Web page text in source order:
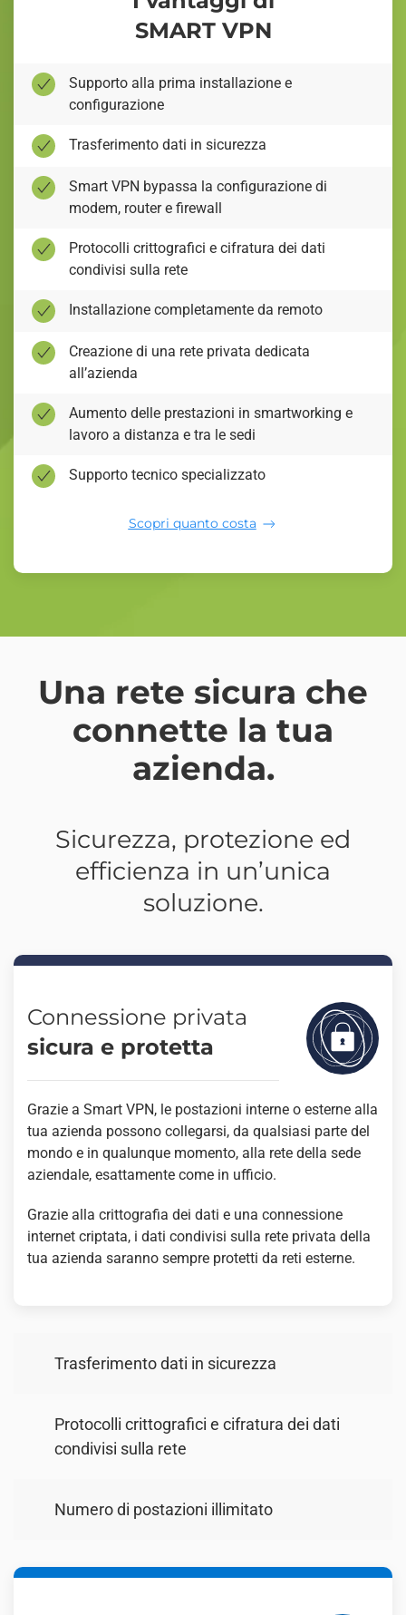
SMART VPN
Supporto alla prima installazione e
configurazione
Trasferimento dati in sicurezza
Smart VPN bypassa la configurazione di
modem, router e firewall
Protocolli crittografici e cifratura dei dati
condivisi sulla rete
Installazione completamente da remoto
Creazione di una rete privata dedicata
all’azienda
Aumento delle prestazioni in smartworking e
lavoro a distanza e tra le sedi
Supporto tecnico specializzato
Scopri quanto costa
Una rete sicura che
connette la tua
azienda.
Sicurezza, protezione ed
efficienza in un’unica
soluzione.
Connessione privata
sicura e protetta
Grazie a Smart VPN, le postazioni interne o esterne alla
tua azienda possono collegarsi, da qualsiasi parte del
mondo e in qualunque momento, alla rete della sede
aziendale, esattamente come in ufficio.
Grazie alla crittografia dei dati e una connessione
internet criptata, i dati condivisi sulla rete privata della
tua azienda saranno sempre protetti da reti esterne.
Trasferimento dati in sicurezza
Protocolli crittografici e cifratura dei dati
condivisi sulla rete
Numero di postazioni illimitato